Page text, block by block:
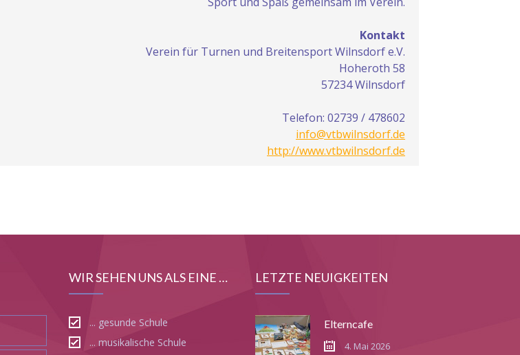
Kontakt
Verein für Turnen und Breitensport Wilnsdorf e.V.
Hoheroth 58
57234 Wilnsdorf
Telefon: 02739 / 478602
info@vtbwilnsdorf.de
http://www.vtbwilnsdorf.de
WIR SEHEN UNS ALS EINE …
... gesunde Schule
... musikalische Schule
LETZTE NEUIGKEITEN
Elterncafe
4. Mai 2026